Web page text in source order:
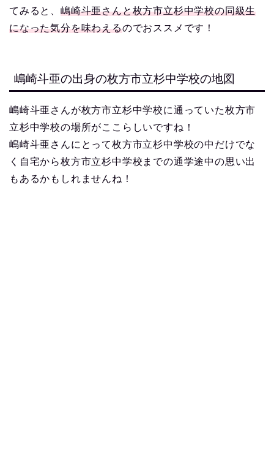
てみると、 嶋崎斗亜さんと枚方市立杉中学校の同級生
になった気分を味わえるのでおススメです！
嶋崎斗亜の出身の枚方市立杉中学校の地図
嶋崎斗亜さんが枚方市立杉中学校に通っていた枚方市
立杉中学校の場所がここらしいですね！
嶋崎斗亜さんにとって枚方市立杉中学校の中だけでな
く自宅から枚方市立杉中学校までの通学途中の思い出
もあるかもしれませんね！